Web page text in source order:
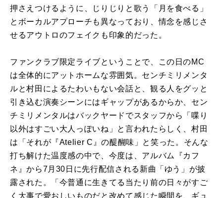
押さえつけるように、じりじりと歌う「月を食べる」
とボーカルアプローチも異なっており、情念を感じさ
せるアウトロのフェイクも印象的だった。
ファンクラブ限定ライブということで、この日のMC
は全体的にアットホームな雰囲気。センチミリメンタ
ルと村田によるたわいもない会話と、観る人をグッと
引き込む演奏シーンにはギャップがあるからか、セン
チミリメンタルはバックヤードでスタッフから「喋り
以外はすごい大人っぽいね」と言われたらしく、村田
は「それが『 Atelier C 』の醍醐味」と笑った。そんな
打ち解けた温度感の中で、今度は、アルバム『カフ
ネ』から 7月 30 日に先行配信される新曲「ゆう」が披
露された。「今普通に生きてる当たり前の日々がすご
く大事で愛おしいものだと改めて感じた瞬間を、ギュ